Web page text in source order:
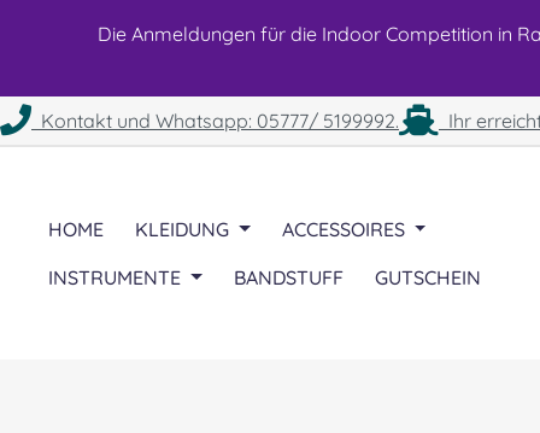
Hauptinhalt springen
Zur Suche springen
Zur Hauptnavigation springen
Die Anmeldungen für die Indoor Competition in
Kontakt und Whatsapp: 05777/ 5199992. Ihr
HOME KLEIDUNG
ACCESSOIRES
INSTRUMENTE
BANDSTUFF GUTSCHEIN